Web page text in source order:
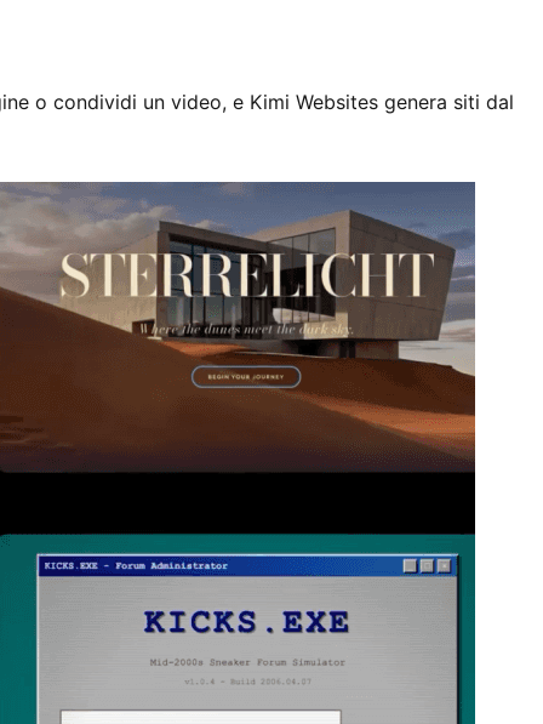
o condividi un video, e Kimi Websites genera siti dal